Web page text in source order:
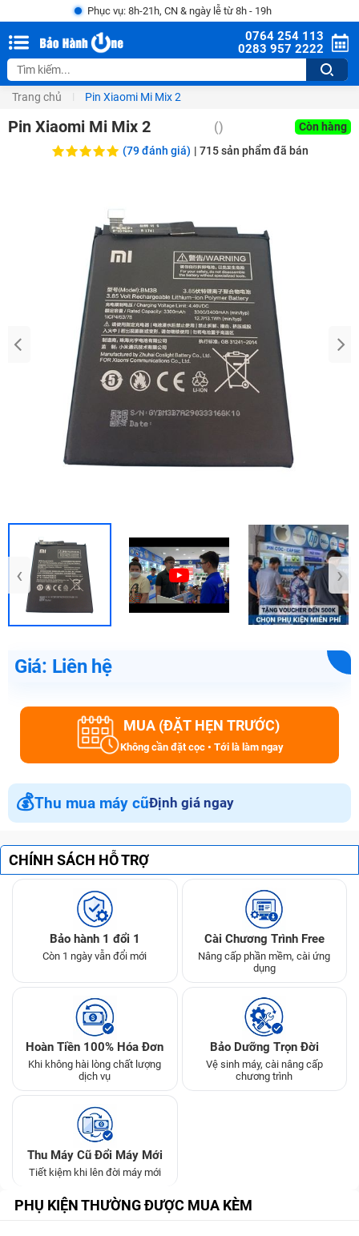
Phục vụ: 8h-21h, CN & ngày lễ từ 8h - 19h
0764 254 113
0283 957 2222
Trang chủ Pin Xiaomi Mi Mix 2
Pin Xiaomi Mi Mix 2 ()
Còn hàng
(79 đánh giá) | 715sản phẩm đã bán
‹ ›
Giá: Liên hệ
MUA (ĐẶT HẸN TRƯỚC)
Không cần đặt cọc • Tới là làm ngay
💰Thu mua máy cũĐịnh giá ngay
CHÍNH SÁCH HỖ TRỢ
Bảo hành 1 đổi 1
Còn 1 ngày vẫn đổi mới
Cài Chương Trình Free
Nâng cấp phần mềm, cài ứng
dụng
Hoàn Tiền 100% Hóa Đơn
Khi không hài lòng chất lượng
dịch vụ
Bảo Dưỡng Trọn Đời
Vệ sinh máy, cài nâng cấp
chương trình
Thu Máy Cũ Đổi Máy Mới
Tiết kiệm khi lên đời máy mới
PHỤ KIỆN THƯỜNG ĐƯỢC MUA KÈM